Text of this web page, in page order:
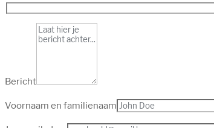
Bericht
Voornaam en familienaam